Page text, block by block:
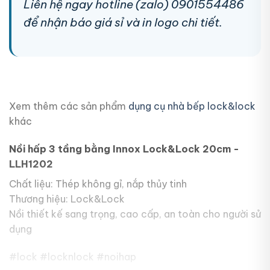
Liên hệ ngay hotline (zalo) 0901554486
để nhận báo giá sỉ và in logo chi tiết.
Xem thêm các sản phẩm dụng cụ nhà bếp lock&lock
khác
Nồi hấp 3 tầng bằng Innox Lock&Lock 20cm -
LLH1202
Chất liệu: Thép không gỉ, nắp thủy tinh
Thương hiệu: Lock&Lock
Nồi thiết kế sang trọng, cao cấp, an toàn cho người sử
dụng
#lock #locknlock #noihap